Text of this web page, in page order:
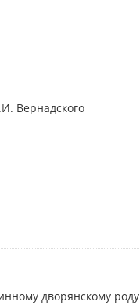
Вернадского
дворянскому роду